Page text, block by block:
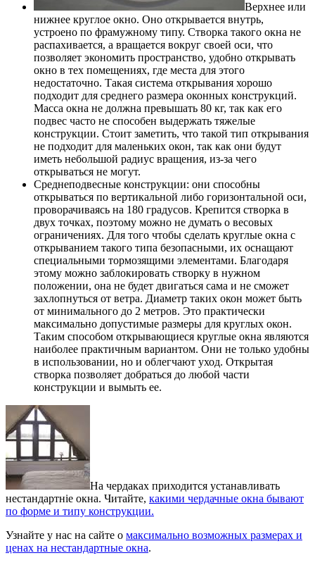
Верхнее или
нижнее круглое окно. Оно открывается внутрь,
устроено по фрамужному типу. Створка такого окна не
распахивается, а вращается вокруг своей оси, что
позволяет экономить пространство, удобно открывать
окно в тех помещениях, где места для этого
недостаточно. Такая система открывания хорошо
подходит для среднего размера оконных конструкций.
Масса окна не должна превышать 80 кг, так как его
подвес часто не способен выдержать тяжелые
конструкции. Стоит заметить, что такой тип открывания
не подходит для маленьких окон, так как они будут
иметь небольшой радиус вращения, из-за чего
открываться не могут.
Среднеподвесные конструкции: они способны
открываться по вертикальной либо горизонтальной оси,
проворачиваясь на 180 градусов. Крепится створка в
двух точках, поэтому можно не думать о весовых
ограничениях. Для того чтобы сделать круглые окна с
открыванием такого типа безопасными, их оснащают
специальными тормозящими элементами. Благодаря
этому можно заблокировать створку в нужном
положении, она не будет двигаться сама и не сможет
захлопнуться от ветра. Диаметр таких окон может быть
от минимального до 2 метров. Это практически
максимально допустимые размеры для круглых окон.
Таким способом открывающиеся круглые окна являются
наиболее практичным вариантом. Они не только удобны
в использовании, но и облегчают уход. Открытая
створка позволяет добраться до любой части
конструкции и вымыть ее.
На чердаках приходится устанавливать
нестандартніе окна. Читайте, какими чердачные окна бывают
по форме и типу конструкции.
Узнайте у нас на сайте о максимально возможных размерах и
ценах на нестандартные окна.